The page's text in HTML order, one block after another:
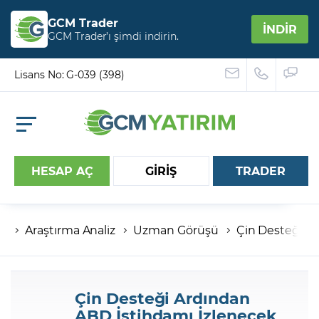
GCM Trader
GCM Trader’ı şimdi indirin. İNDİR
Lisans No: G-039 (398)
HESAP AÇ GİRİŞ
Hesap numaranız
Şifreniz
TRADER
Araştırma Analiz Uzman Görüşü Çin Desteği
Çin Desteği Ardından
ABD İstihdamı İzlenecek